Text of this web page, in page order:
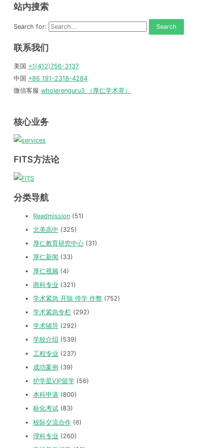
站内搜索
Search for:
联系我们
美国 +1(412)756-3137
中国 +86 191-2318-4284
微信客服 wholerenguru3 （厚仁学术哥）
核心业务
FITS方法论
分类导航
Readmission (51)
北美高中 (325)
厚仁教育研究中心 (31)
厚仁新闻 (33)
厚仁视频 (4)
商科专业 (321)
学术紧急 开除 停学 作弊 (752)
学术紧急专栏 (292)
学术辅导 (292)
学校介绍 (539)
工程专业 (237)
成功案例 (39)
护学星VIP留学 (56)
本科申请 (800)
标化考试 (83)
校际交流合作 (6)
理科专业 (260)